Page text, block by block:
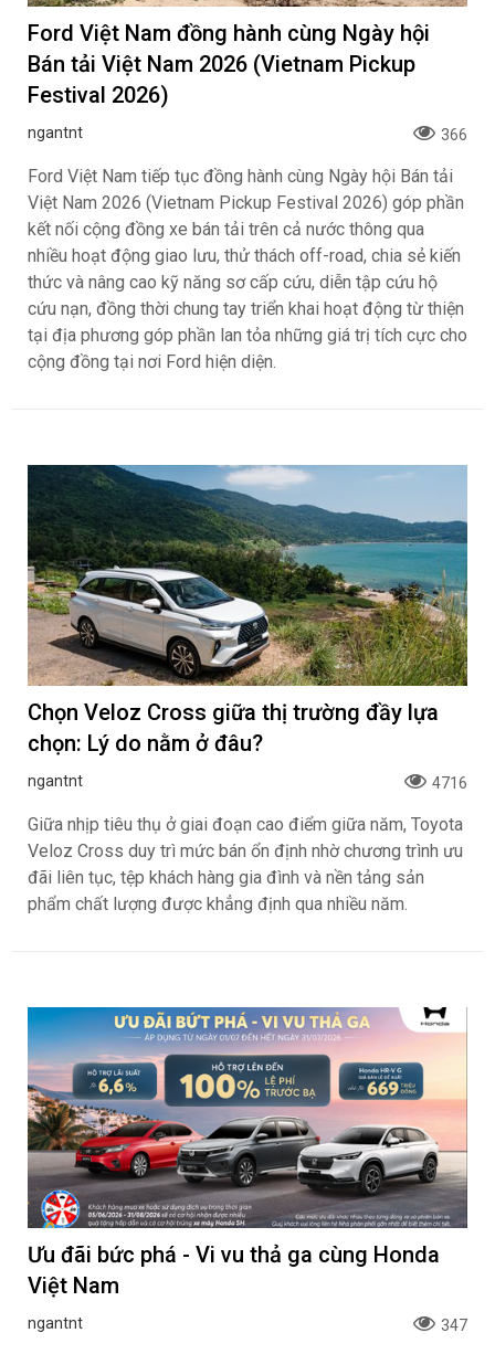
Ford Việt Nam đồng hành cùng Ngày hội
Bán tải Việt Nam 2026 (Vietnam Pickup
Festival 2026)
ngantnt 366
Ford Việt Nam tiếp tục đồng hành cùng Ngày hội Bán tải
Việt Nam 2026 (Vietnam Pickup Festival 2026) góp phần
kết nối cộng đồng xe bán tải trên cả nước thông qua
nhiều hoạt động giao lưu, thử thách off-road, chia sẻ kiến
thức và nâng cao kỹ năng sơ cấp cứu, diễn tập cứu hộ
cứu nạn, đồng thời chung tay triển khai hoạt động từ thiện
tại địa phương góp phần lan tỏa những giá trị tích cực cho
cộng đồng tại nơi Ford hiện diện.
Chọn Veloz Cross giữa thị trường đầy lựa
chọn: Lý do nằm ở đâu?
ngantnt 4716
Giữa nhịp tiêu thụ ở giai đoạn cao điểm giữa năm, Toyota
Veloz Cross duy trì mức bán ổn định nhờ chương trình ưu
đãi liên tục, tệp khách hàng gia đình và nền tảng sản
phẩm chất lượng được khẳng định qua nhiều năm.
Ưu đãi bức phá - Vi vu thả ga cùng Honda
Việt Nam
ngantnt 347